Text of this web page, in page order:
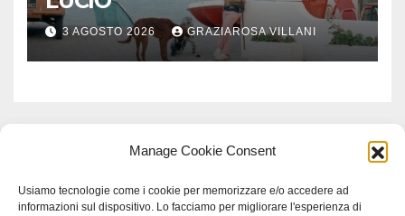
Manage Cookie Consent
Usiamo tecnologie come i cookie per memorizzare e/o accedere ad
informazioni sul dispositivo. Lo facciamo per migliorare l'esperienza di
3 AGOSTO 2026 GRAZIAROSA VILLANI